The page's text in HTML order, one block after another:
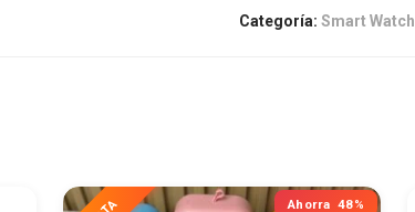
Categoría: Smart Watch
Ahorra 48%